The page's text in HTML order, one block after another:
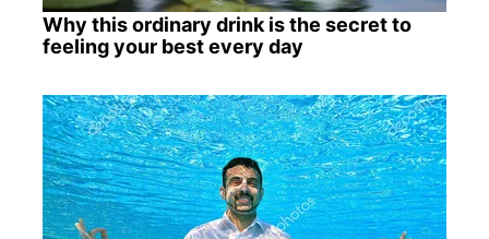
Why this ordinary drink is the secret to
feeling your best every day